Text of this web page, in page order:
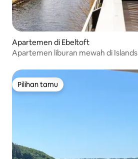
Apartemen di Ebeltoft
Apartemen liburan mewah di
Pilihan tamu
Pilihan tamu